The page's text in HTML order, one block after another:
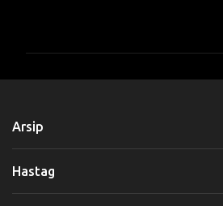
Arsip
Hastag